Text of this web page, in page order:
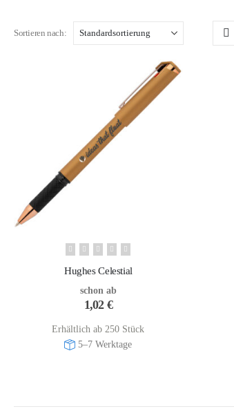
Sortieren nach:
Hughes Celestial
schon ab
1,02 €
Erhältlich ab 250 Stück
5–7 Werktage